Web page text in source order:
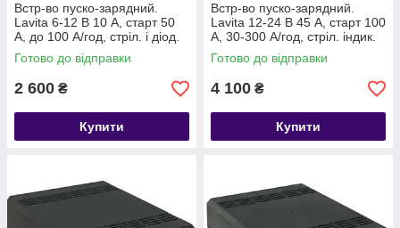
Встр-во пуско-зарядний.
Lavita 6-12 В 10 А, старт 50
А, до 100 А/год, стріл. і діод.
індикація
Готово до відправки
2 600 ₴
Купити
Встр-во пуско-зарядний.
Lavita 12-24 В 45 А, старт 100
А, 30-300 А/год, стріл. індик.
Готово до відправки
4 100 ₴
Купити